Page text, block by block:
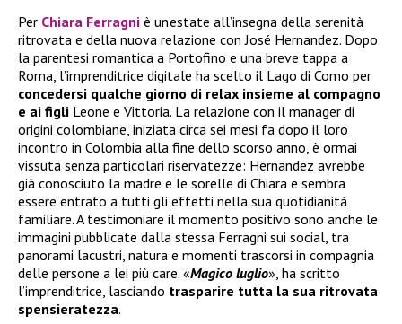
Per Chiara Ferragni è un’estate all’insegna della serenità
ritrovata e della nuova relazione con José Hernandez. Dopo
la parentesi romantica a Portofino e una breve tappa a
Roma, l’imprenditrice digitale ha scelto il Lago di Como per
concedersi qualche giorno di relax insieme al compagno
e ai figli Leone e Vittoria. La relazione con il manager di
origini colombiane, iniziata circa sei mesi fa dopo il loro
incontro in Colombia alla fine dello scorso anno, è ormai
vissuta senza particolari riservatezze: Hernandez avrebbe
già conosciuto la madre e le sorelle di Chiara e sembra
essere entrato a tutti gli effetti nella sua quotidianità
familiare. A testimoniare il momento positivo sono anche le
immagini pubblicate dalla stessa Ferragni sui social, tra
panorami lacustri, natura e momenti trascorsi in compagnia
delle persone a lei più care. «Magico luglio», ha scritto
l’imprenditrice, lasciando trasparire tutta la sua ritrovata
spensieratezza.